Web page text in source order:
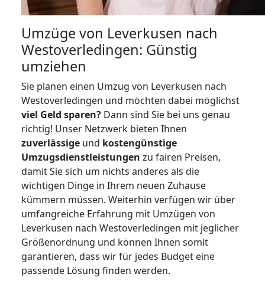
Umzüge von Leverkusen nach
Westoverledingen: Günstig
umziehen
Sie planen einen Umzug von Leverkusen nach
Westoverledingen und möchten dabei möglichst
viel Geld sparen? Dann sind Sie bei uns genau
richtig! Unser Netzwerk bieten Ihnen
zuverlässige und kostengünstige
Umzugsdienstleistungen zu fairen Preisen,
damit Sie sich um nichts anderes als die
wichtigen Dinge in Ihrem neuen Zuhause
kümmern müssen. Weiterhin verfügen wir über
umfangreiche Erfahrung mit Umzügen von
Leverkusen nach Westoverledingen mit jeglicher
Größenordnung und können Ihnen somit
garantieren, dass wir für jedes Budget eine
passende Lösung finden werden.